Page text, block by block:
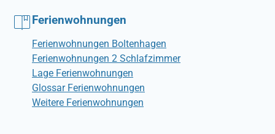
Ferienwohnungen
Ferienwohnungen Boltenhagen
Ferienwohnungen 2 Schlafzimmer
Lage Ferienwohnungen
Glossar Ferienwohnungen
Weitere Ferienwohnungen